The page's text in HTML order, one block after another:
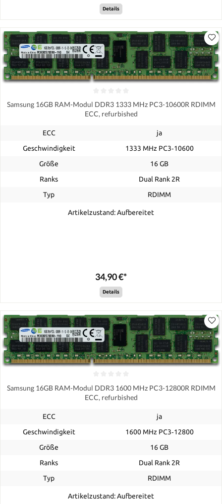
Details
Samsung 16GB RAM-Modul DDR3 1333 MHz PC3-10600R RDIMM
ECC, refurbished
ECC
ja
Geschwindigkeit
1333 MHz PC3‑10600
Größe
16 GB
Ranks
Dual Rank 2R
Typ
RDIMM
Artikelzustand: Aufbereitet
34,90 €*
Details
Samsung 16GB RAM-Modul DDR3 1600 MHz PC3-12800R RDIMM
ECC, refurbished
ECC
ja
Geschwindigkeit
1600 MHz PC3‑12800
Größe
16 GB
Ranks
Dual Rank 2R
Typ
RDIMM
Artikelzustand: Aufbereitet